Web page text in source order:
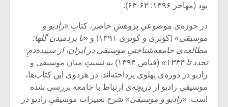
بود (مهاجر ۱۳۹۶: ۶۲-۶۳).
در حوزه‌ی موضوعیِ پژوهشِ حاضر، کتابِ «رادیو و
موسیقی» (کوثری و کوثری ۱۳۹۱) و «
تا بردمیدن گلها:
مطالعه‌ی جامعه‌شناختیِ موسیقی در ایران، از سپیده‌دمِ
تجدد تا ۱۳۳۴»
(فیاض ۱۳۹۴) به نسبتِ میان موسیقی و
رادیو در دوره‌ی پهلوی پرداخته‌اند. در هردوی این کتاب‌ها،
موسیقیِ رادیو از دریچه‌ی ارتباط با جامعه بررسی شده
است. «رادیو و موسیقی» شرح تغییرات موسیقیِ رادیو در
یادداشتی بر موسیقی
شیش و نیم»
اگر نمی توانی
مشهورترین باشی،
بدنام ترین باش
سکانسی
موسیقی